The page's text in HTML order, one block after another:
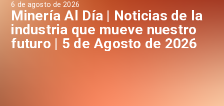
6 de agosto de 2026
Minería Al Día | Noticias de la
industria que mueve nuestro
futuro | 5 de Agosto de 2026